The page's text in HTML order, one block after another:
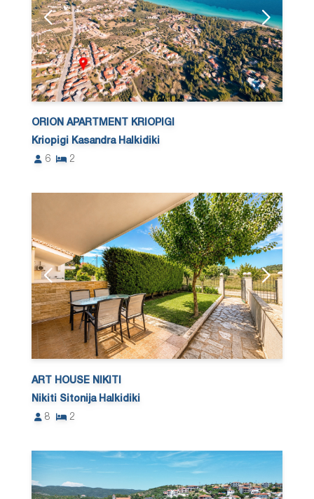
ORION APARTMENT KRIOPIGI
Kriopigi Kasandra Halkidiki
6
2
ART HOUSE NIKITI
Nikiti Sitonija Halkidiki
8
2